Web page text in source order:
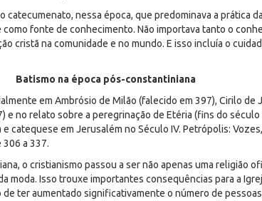
catecumenato, nessa época, que predominava a prática
como fonte de conhecimento. Não importava tanto o
cristã na comunidade e no mundo. E isso incluía o
Batismo na época pós-constantiniana
em Ambrósio de Milão (falecido em 397), Cirilo de
e no relato sobre a peregrinação de Etéria (fins do século
e catequese em Jerusalém no Século IV. Petrópolis:
a 337.
o cristianismo passou a ser não apenas uma religião
moda. Isso trouxe importantes consequências para a
de ter aumentado significativamente o número de